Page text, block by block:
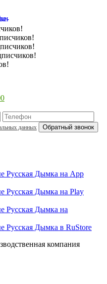
данных
компания